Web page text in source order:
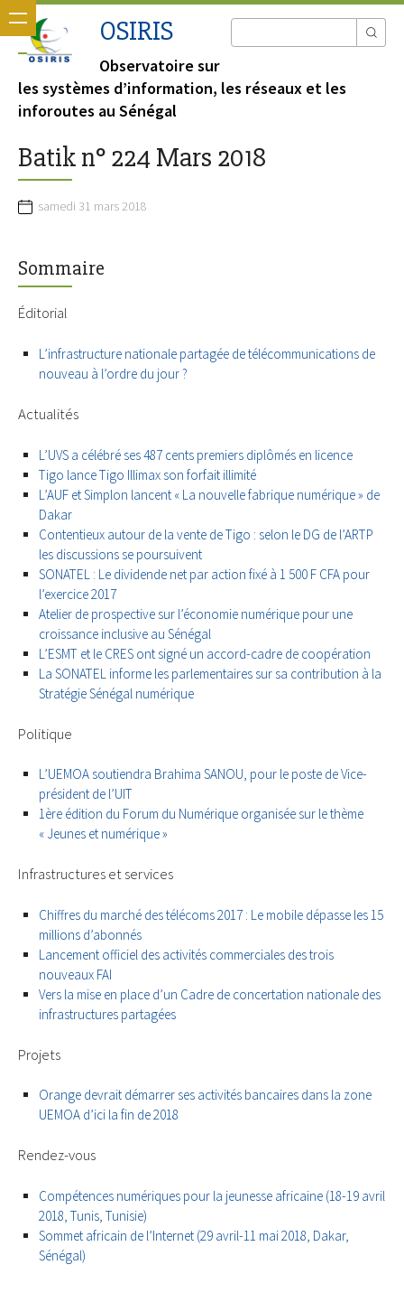
OSIRIS
Observatoire sur
les systèmes d’information, les réseaux et les
inforoutes au Sénégal
Batik n° 224 Mars 2018
samedi 31 mars 2018
Sommaire
Éditorial
L’infrastructure nationale partagée de télécommunications de
nouveau à l’ordre du jour ?
Actualités
L’UVS a célébré ses 487 cents premiers diplômés en licence
Tigo lance Tigo Illimax son forfait illimité
L’AUF et Simplon lancent « La nouvelle fabrique numérique » de
Dakar
Contentieux autour de la vente de Tigo : selon le DG de l’ARTP
les discussions se poursuivent
SONATEL : Le dividende net par action fixé à 1 500 F CFA pour
l’exercice 2017
Atelier de prospective sur l’économie numérique pour une
croissance inclusive au Sénégal
L’ESMT et le CRES ont signé un accord-cadre de coopération
La SONATEL informe les parlementaires sur sa contribution à la
Stratégie Sénégal numérique
Politique
L’UEMOA soutiendra Brahima SANOU, pour le poste de Vice-
président de l’UIT
1ère édition du Forum du Numérique organisée sur le thème
« Jeunes et numérique »
Infrastructures et services
Chiffres du marché des télécoms 2017 : Le mobile dépasse les 15
millions d’abonnés
Lancement officiel des activités commerciales des trois
nouveaux FAI
Vers la mise en place d’un Cadre de concertation nationale des
infrastructures partagées
Projets
Orange devrait démarrer ses activités bancaires dans la zone
UEMOA d’ici la fin de 2018
Rendez-vous
Compétences numériques pour la jeunesse africaine (18-19 avril
2018, Tunis, Tunisie)
Sommet africain de l’Internet (29 avril-11 mai 2018, Dakar,
Sénégal)